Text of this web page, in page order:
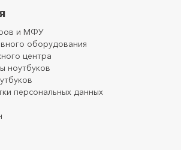
и МФУ
оборудования
центра
ноутбуков
персональных данных